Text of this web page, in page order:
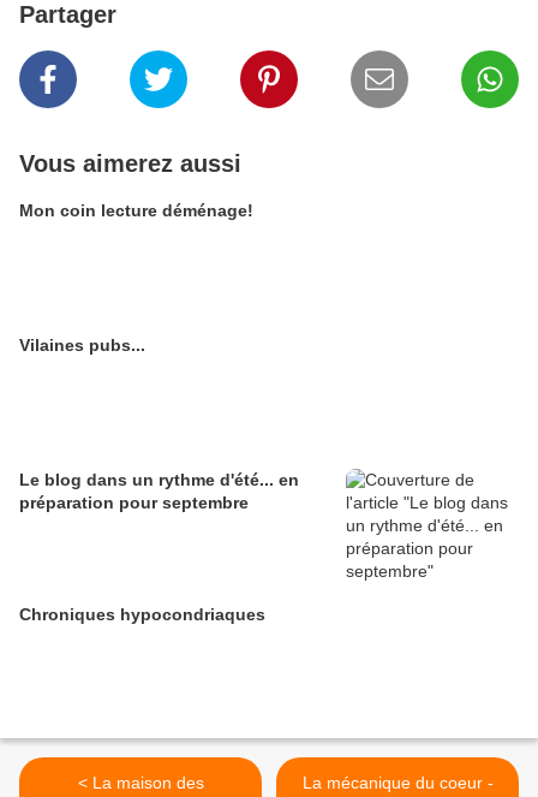
Partager
Vous aimerez aussi
Mon coin lecture déménage!
Vilaines pubs...
Le blog dans un rythme d'été... en
préparation pour septembre
Chroniques hypocondriaques
< La maison des
La mécanique du coeur -